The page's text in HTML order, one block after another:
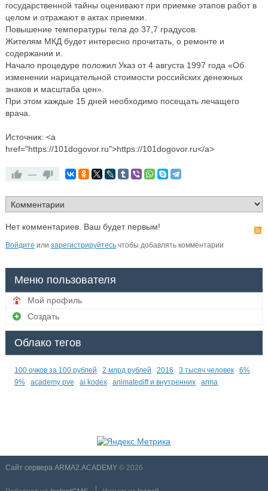
государственной тайны оценивают при приемке этапов работ в
целом и отражают в актах приемки.
Повышение температуры тела до 37,7 градусов.
Жителям МКД будет интересно прочитать, о ремонте и
содержании и.
Начало процедуре положил Указ от 4 августа 1997 года «Об
изменении нарицательной стоимости российских денежных
знаков и масштаба цен».
При этом каждые 15 дней необходимо посещать лечащего
врача.
Источник: <a
href="https://101dogovor.ru">https://101dogovor.ru</a>
—
Нет комментариев. Ваш будет первым!
Войдите или зарегистрируйтесьчтобы добавлять комментарии
Меню пользователя
Мой профиль
Создать
Облако тегов
100 очков за 100 рублей 2 млрд рублей 2016 3 тысяч человек
6%
9%
academy pve ai kodex animatediff и внутренних arma
Сайт сервера ARMA2.ACADEMY© 2026